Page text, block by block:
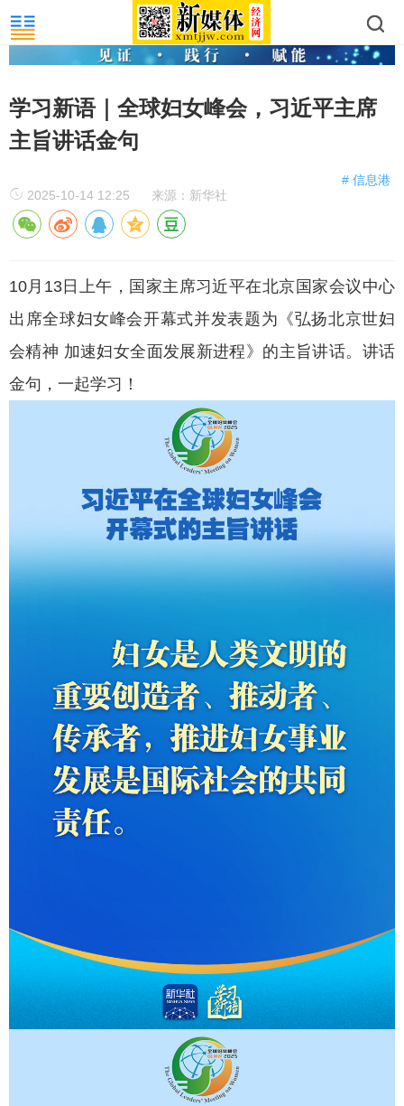
学习新语｜全球妇女峰会，习近平主席
主旨讲话金句
# 信息港
2025-10-14 12:25
来源：新华社
10月13日上午，国家主席习近平在北京国家会议中心
出席全球妇女峰会开幕式并发表题为《弘扬北京世妇
会精神 加速妇女全面发展新进程》的主旨讲话。讲话
金句，一起学习！